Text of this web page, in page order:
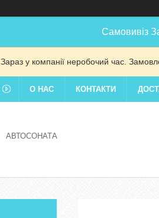
Самовивіз
Зараз у компанії неробочий час.
О НАС КОНТАКТИ
АВТОСОНАТА